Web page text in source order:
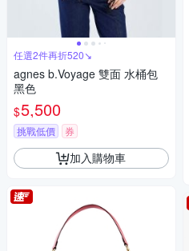
任選2件再折520↘
agnes b.Voyage 雙面 水桶包
黑色
$5,500
挑戰低價 券
加入購物車